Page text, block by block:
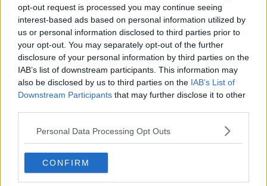
opt-out request is processed you may continue seeing
interest-based ads based on personal information utilized by
us or personal information disclosed to third parties prior to
your opt-out. You may separately opt-out of the further
disclosure of your personal information by third parties on the
IAB’s list of downstream participants. This information may
also be disclosed by us to third parties on the IAB’s List of
Downstream Participants that may further disclose it to other
Personal Data Processing Opt Outs
CONFIRM
all'Odv lo scorso gennaio grazie ai volontari dellaonlus “Amici a 4
zampe”dopo una segnalazione di alcuni cittadini nel Comune di
Terricciola.
“Athos, il lupacchiotto, aveva tibia e fibula fratturate e una ferita
estesa all’arto posteriore sinistro che abbiamo pulito
chirurgicamente con un intervento in anestesia generale" ha
raccontato la professoressa
Micaela Sgorbini (nella foto sotto)
direttore sanitario dell’Odv che cura gli animali selvatici in team con
le dottoresseFrancesca BonellieIrene Nocera.